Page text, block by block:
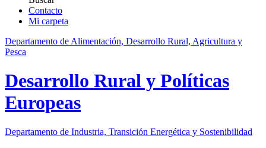
Contacto
Mi carpeta
Departamento de Alimentación, Desarrollo Rural, Agricultura y
Pesca
Desarrollo Rural y Políticas
Europeas
Departamento de Industria, Transición Energética y Sostenibilidad